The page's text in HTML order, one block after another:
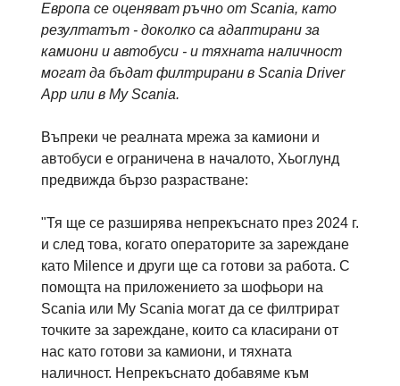
Европа се оценяват ръчно от Scania, като
резултатът - доколко са адаптирани за
камиони и автобуси - и тяхната наличност
могат да бъдат филтрирани в Scania Driver
App или в My Scania.
Въпреки че реалната мрежа за камиони и
автобуси е ограничена в началото, Хьоглунд
предвижда бързо разрастване:
"Тя ще се разширява непрекъснато през 2024 г.
и след това, когато операторите за зареждане
като Milence и други ще са готови за работа. С
помощта на приложението за шофьори на
Scania или My Scania могат да се филтрират
точките за зареждане, които са класирани от
нас като готови за камиони, и тяхната
наличност. Непрекъснато добавяме към